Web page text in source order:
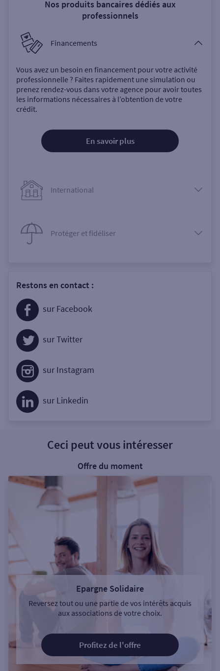
Nos produits bancaires dédiés aux
professionnels
Financements
Vous avez un besoin en financement pour votre activité
professionnelle ? Faites rapidement une simulation ou
prenez rendez-vous dans votre agence pour avoir toutes
les informations nécessaires à l’obtention de votre
crédit.
En savoir plus
International
Protéger et fidéliser
Restons en contact :
sur Facebook
sur Twitter
sur Instagram
sur Linkedin
Ceci peut vous intéresser
Offre du moment
Epargne Solidaire
Reversez tout ou une partie de vos intérêts acquis
aux associations de votre choix.
Profitez de l'offre